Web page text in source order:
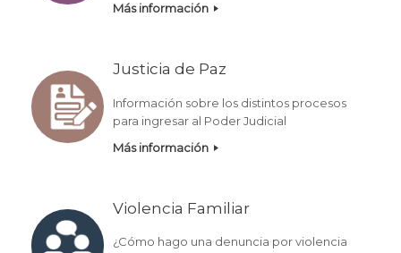
Más información
Justicia de Paz
Información sobre los distintos procesos
para ingresar al Poder Judicial
Más información
Violencia Familiar
¿Cómo hago una denuncia por violencia